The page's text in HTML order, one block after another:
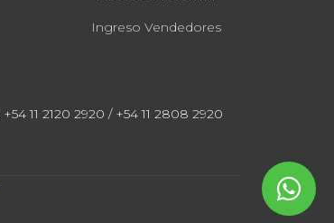
Ingreso Vendedores
+54 11 2120 2920 / +54 11 2808 2920